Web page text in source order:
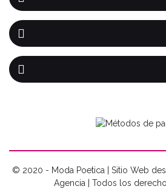
© 2020 - Moda Poetica | Sitio Web
Agencia | Todos los